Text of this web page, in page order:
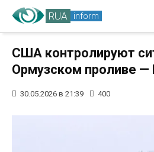
RUA inform
США контролируют
Ормузском проливе —
30.05.2026 в 21:39 400